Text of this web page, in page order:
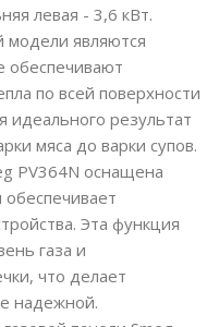
левая - 3,6 кВт.
являются
обеспечивают
по всей поверхности
идеального результат
мяса до варки супов.
PV364N оснащена
обеспечивает
Эта функция
газа и
что делает
надежной.